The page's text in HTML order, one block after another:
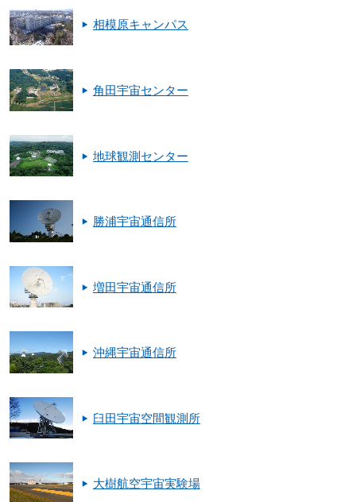
相模原キャンパス
角田宇宙センター
地球観測センター
勝浦宇宙通信所
増田宇宙通信所
沖縄宇宙通信所
臼田宇宙空間観測所
大樹航空宇宙実験場